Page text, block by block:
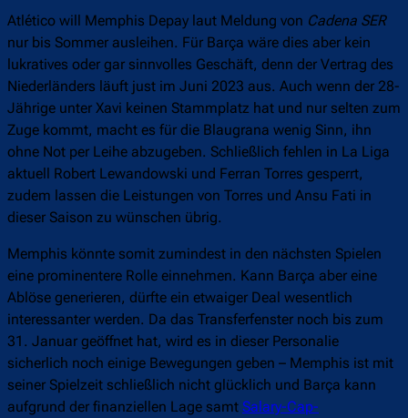
Atlético will Memphis Depay laut Meldung von Cadena SER
nur bis Sommer ausleihen. Für Barça wäre dies aber kein
lukratives oder gar sinnvolles Geschäft, denn der Vertrag des
Niederländers läuft just im Juni 2023 aus. Auch wenn der 28-
Jährige unter Xavi keinen Stammplatz hat und nur selten zum
Zuge kommt, macht es für die Blaugrana wenig Sinn, ihn
ohne Not per Leihe abzugeben. Schließlich fehlen in La Liga
aktuell Robert Lewandowski und Ferran Torres gesperrt,
zudem lassen die Leistungen von Torres und Ansu Fati in
dieser Saison zu wünschen übrig.
Memphis könnte somit zumindest in den nächsten Spielen
eine prominentere Rolle einnehmen. Kann Barça aber eine
Ablöse generieren, dürfte ein etwaiger Deal wesentlich
interessanter werden. Da das Transferfenster noch bis zum
31. Januar geöffnet hat, wird es in dieser Personalie
sicherlich noch einige Bewegungen geben – Memphis ist mit
seiner Spielzeit schließlich nicht glücklich und Barça kann
aufgrund der finanziellen Lage samt Salary-Cap-